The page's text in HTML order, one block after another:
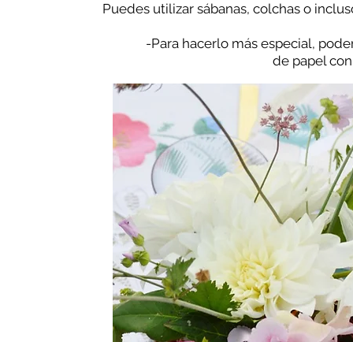
Puedes utilizar sábanas, colchas o
-Para hacerlo más especial,
de papel